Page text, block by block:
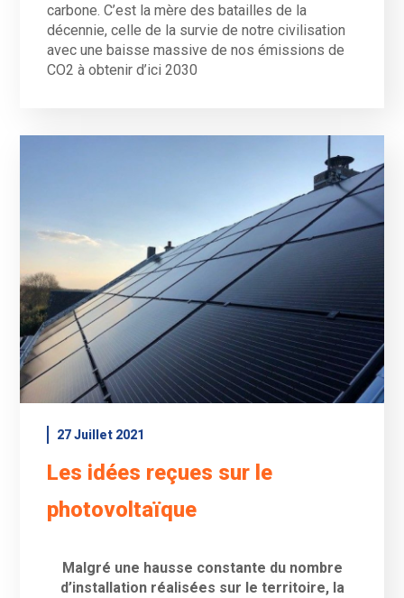
carbone. C’est la mère des batailles de la
décennie, celle de la survie de notre civilisation
avec une baisse massive de nos émissions de
CO2 à obtenir d’ici 2030
27 Juillet 2021
Les idées reçues sur le
photovoltaïque
Malgré une hausse constante du nombre
d’installation réalisées sur le territoire, la